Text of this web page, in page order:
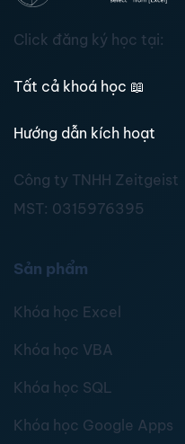
Click đăng ký học tại:
Tất cả khoá học 📖
Hướng dẫn kích hoạt
Công ty TNHH Zeitgeist
MST: 0315976395
Sản phẩm
Khóa học Excel
Khóa học VBA
Khóa học SQL
Khóa học Google Apps